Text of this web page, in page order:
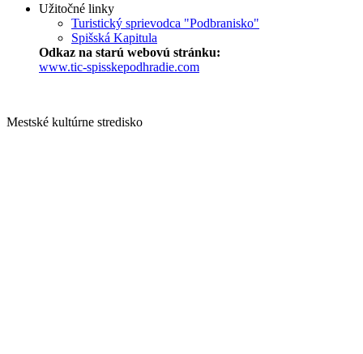
Užitočné linky
Turistický sprievodca "Podbranisko"
Spišská Kapitula
Odkaz na starú webovú stránku:
www.tic-spisskepodhradie.com
Mestské kultúrne stredisko